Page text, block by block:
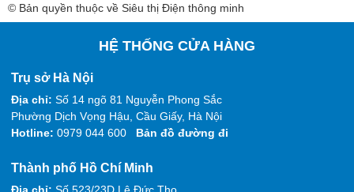
© Bản quyền thuộc về Siêu thị Điện thông minh
HỆ THỐNG CỬA HÀNG
Trụ sở Hà Nội
Địa chỉ: Số 14 ngõ 81 Nguyễn Phong Sắc
Phường Dịch Vọng Hậu, Cầu Giấy, Hà Nội
Hotline: 0979 044 600 Bản đồ đường đi
Thành phố Hồ Chí Minh